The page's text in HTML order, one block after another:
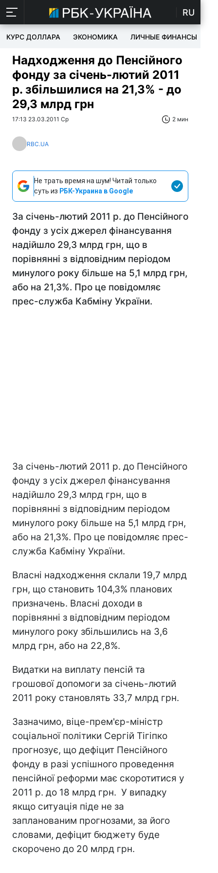
RU
КУРС ДОЛЛАРА ЭКОНОМИКА ЛИЧНЫЕ ФИНАНСЫ
Надходження до Пенсійного
фонду за січень-лютий 2011
р. збільшилися на 21,3% - до
29,3 млрд грн
17:13 23.03.2011 Ср 2 мин
RBC.UA
Не трать время на шум! Читай только
суть из РБК-Украина в Google
За січень-лютий 2011 р. до Пенсійного
фонду з усіх джерел фінансування
надійшло 29,3 млрд грн, що в
порівнянні з відповідним періодом
минулого року більше на 5,1 млрд грн,
або на 21,3%. Про це повідомляє
прес-служба Кабміну України.
За січень-лютий 2011 р. до Пенсійного
фонду з усіх джерел фінансування
надійшло 29,3 млрд грн, що в
порівнянні з відповідним періодом
минулого року більше на 5,1 млрд грн,
або на 21,3%. Про це повідомляє прес-
служба Кабміну України.
Власні надходження склали 19,7 млрд
грн, що становить 104,3% планових
призначень. Власні доходи в
порівнянні з відповідним періодом
минулого року збільшились на 3,6
млрд грн, або на 22,8%.
Видатки на виплату пенсій та
грошової допомоги за січень-лютий
2011 року становлять 33,7 млрд грн.
Зазначимо, віце-прем'єр-міністр
соціальної політики Сергій Тігіпко
прогнозує, що дефіцит Пенсійного
фонду в разі успішного проведення
пенсійної реформи має скоротитися у
2011 р. до 18 млрд грн. У випадку
якщо ситуація піде не за
запланованим прогнозами, за його
словами, дефіцит бюджету буде
скорочено до 20 млрд грн.